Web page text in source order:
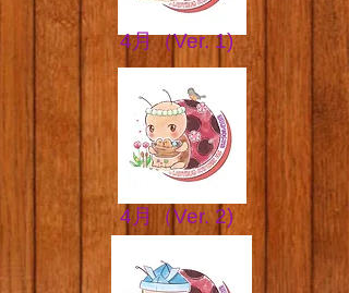
​​4月（Ver. 1)
​​4月（Ver. 2)